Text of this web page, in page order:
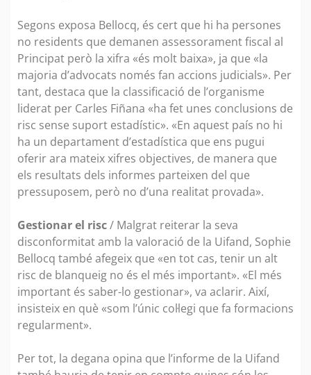
Segons exposa Bellocq, és cert que hi ha persones
no residents que demanen assessorament fiscal al
Principat però la xifra «és molt baixa», ja que «la
majoria d’advocats només fan accions judicials». Per
tant, destaca que la classificació de l’organisme
liderat per Carles Fiñana «ha fet unes conclusions de
risc sense suport estadístic». «En aquest país no hi
ha un departament d’estadística que ens pugui
oferir ara mateix xifres objectives, de manera que
els resultats dels informes parteixen del que
pressuposem, però no d’una realitat provada».
Gestionar el risc/ Malgrat reiterar la seva
disconformitat amb la valoració de la Uifand, Sophie
Bellocq també afegeix que «en tot cas, tenir un alt
risc de blanqueig no és el més important». «El més
important és saber-lo gestionar», va aclarir. Així,
insisteix en què «som l’únic col·legi que fa formacions
regularment».
Per tot, la degana opina que l’informe de la Uifand